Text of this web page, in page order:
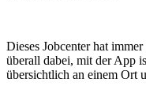
Dieses Jobcenter hat
überall dabei, mit der App
übersichtlich an einem Ort